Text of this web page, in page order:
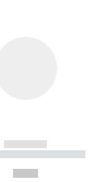
------------
----------- ----------